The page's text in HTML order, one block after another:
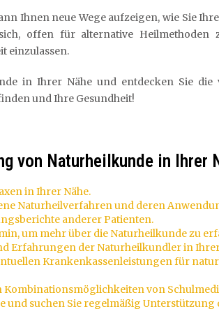
Ihnen neue Wege aufzeigen, wie Sie
offen für alternative
einzulassen.
in Ihrer Nähe und entdecken Sie
und Ihre Gesundheit!
von Naturheilkunde in Ihrer
in Ihrer Nähe.
Naturheilverfahren und deren
anderer Patienten.
um mehr über die Naturheilkunde zu
Erfahrungen der Naturheilkundler in
Krankenkassenleistungen für
Kombinationsmöglichkeiten von
und suchen Sie regelmäßig